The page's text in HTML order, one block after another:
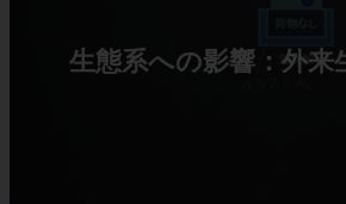
生態系への影響：外来